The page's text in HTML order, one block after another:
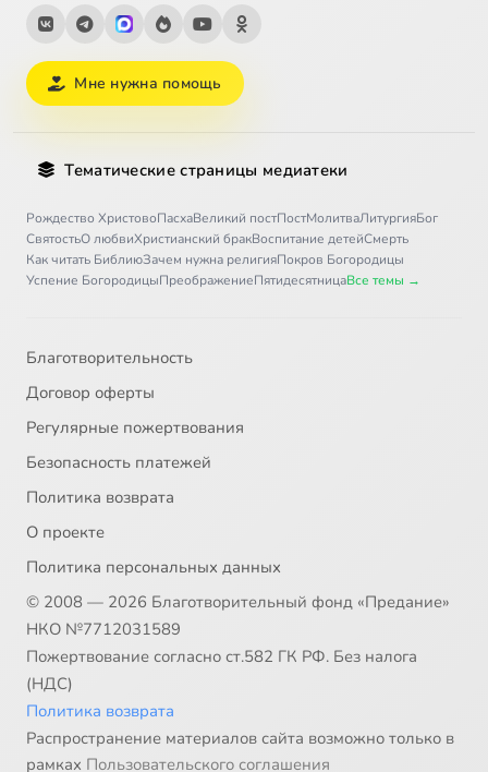
Мне нужна помощь
Тематические страницы медиатеки
Рождество ХристовоПасхаВеликий постПостМолитваЛитургияБог
СвятостьО любвиХристианский бракВоспитание детейСмерть
Как читать БиблиюЗачем нужна религияПокров Богородицы
Успение БогородицыПреображениеПятидесятницаВсе темы →
Благотворительность
Договор оферты
Регулярные пожертвования
Безопасность платежей
Политика возврата
О проекте
Политика персональных данных
© 2008 — 2026 Благотворительный фонд «Предание»
НКО №7712031589
Пожертвование согласно ст.582 ГК РФ. Без налога
(НДС)
Политика возврата
Распространение материалов сайта возможно только в
рамках Пользовательского соглашения